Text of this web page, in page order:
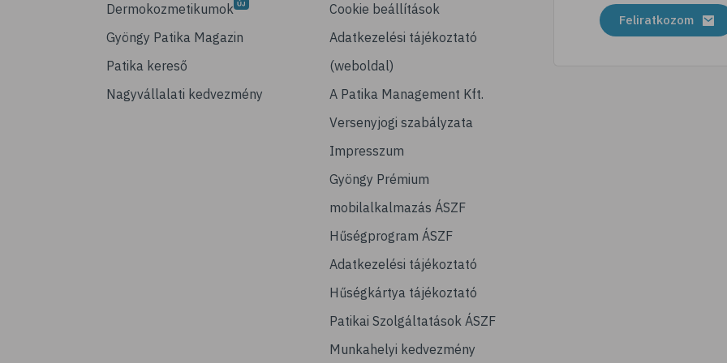
Dermokozmetikumok
Gyöngy Patika Magazin
Patika kereső
Nagyvállalati kedvezmény
Cookie beállítások
Adatkezelési tájékoztató
(weboldal)
A Patika Management Kft.
Versenyjogi szabályzata
Impresszum
Gyöngy Prémium
mobilalkalmazás ÁSZF
Hűségprogram ÁSZF
Adatkezelési tájékoztató
Hűségkártya tájékoztató
Patikai Szolgáltatások ÁSZF
Munkahelyi kedvezmény
Feliratkozom